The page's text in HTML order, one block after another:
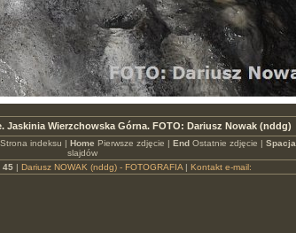
Jaskinia Wierzchowska Górna. FOTO: Dariusz Nowak (nddg)
Strona indeksu | Home Pierwsze zdjęcie | EndOstatnie zdjęcie | Spacja
slajdów
45| Dariusz NOWAK (nddg) - FOTOGRAFIA| Kontakt e-mail: